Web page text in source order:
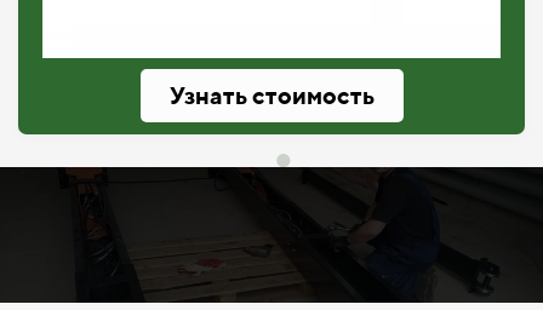
Узнать стоимость